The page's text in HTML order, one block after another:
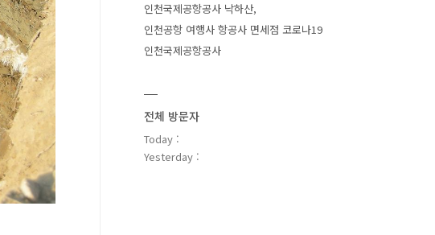
인천국제공항공사 낙하산
인천공항 여행사 항공사 면세점 코로나19
인천국제공항공사
전체 방문자
Today :
Yesterday :